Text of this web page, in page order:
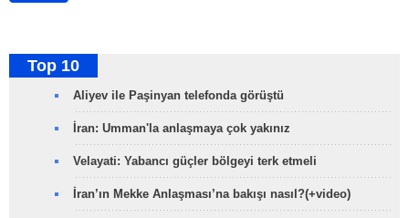
Top 10
Aliyev ile Paşinyan telefonda görüştü
İran: Umman'la anlaşmaya çok yakınız
Velayati: Yabancı güçler bölgeyi terk etmeli
İran’ın Mekke Anlaşması’na bakışı nasıl?(+video)